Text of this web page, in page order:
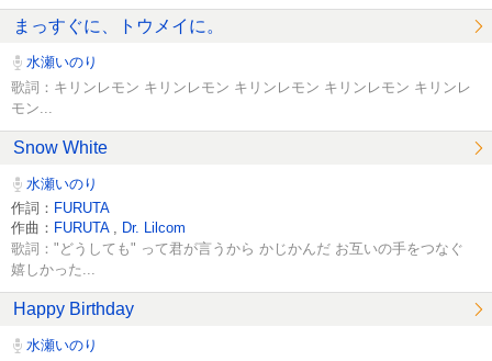
まっすぐに、トウメイに。
水瀬いのり
歌詞：キリンレモン キリンレモン キリンレモン キリンレモン キリンレ
モン...
Snow White
水瀬いのり
作詞： FURUTA
作曲： FURUTA Dr. Lilcom
歌詞："どうしても" って君が言うから かじかんだ お互いの手をつなぐ
嬉しかった...
Happy Birthday
水瀬いのり